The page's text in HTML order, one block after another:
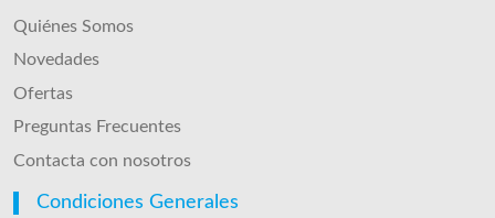
Quiénes Somos
Novedades
Ofertas
Preguntas Frecuentes
Contacta con nosotros
Condiciones Generales